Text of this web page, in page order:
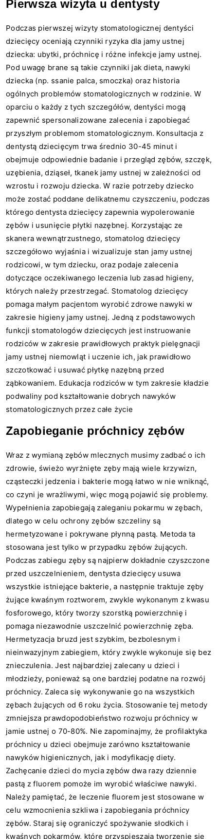
Pierwsza wizyta u dentysty
Podczas pierwszej wizyty stomatologicznej dentyści
dziecięcy oceniają czynniki ryzyka dla jamy ustnej
dziecka: ubytki, próchnicę i różne infekcje jamy ustnej.
Pod uwagę brane są takie czynniki jak dieta, nawyki
dziecka (np. ssanie palca, smoczka) oraz historia
ogólnych problemów stomatologicznych w rodzinie. W
oparciu o każdy z tych szczegółów, dentyści mogą
zapewnić spersonalizowane zalecenia i zapobiegać
przyszłym problemom stomatologicznym. Konsultacja z
dentystą dziecięcym trwa średnio 30-45 minut i
obejmuje odpowiednie badanie i przegląd zębów, szczęk,
uzębienia, dziąseł, tkanek jamy ustnej w zależności od
wzrostu i rozwoju dziecka. W razie potrzeby dziecko
może zostać poddane delikatnemu czyszczeniu, podczas
którego dentysta dziecięcy zapewnia wypolerowanie
zębów i usunięcie płytki nazębnej. Korzystając ze
skanera wewnątrzustnego, stomatolog dziecięcy
szczegółowo wyjaśnia i wizualizuje stan jamy ustnej
rodzicowi, w tym dziecku, oraz podaje zalecenia
dotyczące oczekiwanego leczenia lub zasad higieny,
których należy przestrzegać. Stomatolog dziecięcy
pomaga małym pacjentom wyrobić zdrowe nawyki w
zakresie higieny jamy ustnej. Jedną z podstawowych
funkcji stomatologów dziecięcych jest instruowanie
rodziców w zakresie prawidłowych praktyk pielęgnacji
jamy ustnej niemowląt i uczenie ich, jak prawidłowo
szczotkować i usuwać płytkę nazębną przed
ząbkowaniem. Edukacja rodziców w tym zakresie kładzie
podwaliny pod kształtowanie dobrych nawyków
stomatologicznych przez całe życie
Zapobieganie próchnicy zębów
Wraz z wymianą zębów mlecznych musimy zadbać o ich
zdrowie, świeżo wyrżnięte zęby mają wiele krzywizn,
cząsteczki jedzenia i bakterie mogą łatwo w nie wniknąć,
co czyni je wrażliwymi, więc mogą pojawić się problemy.
Wypełnienia zapobiegają zaleganiu pokarmu w zębach,
dlatego w celu ochrony zębów szczeliny są
hermetyzowane i pokrywane płynną pastą. Metoda ta
stosowana jest tylko w przypadku zębów żujących.
Podczas zabiegu zęby są najpierw dokładnie czyszczone
przed uszczelnieniem, dentysta dziecięcy usuwa
wszystkie istniejące bakterie, a następnie traktuje zęby
żujące kwaśnym roztworem, zwykle wykonanym z kwasu
fosforowego, który tworzy szorstką powierzchnię i
pomaga niezawodnie uszczelnić powierzchnię zęba.
Hermetyzacja bruzd jest szybkim, bezbolesnym i
nieinwazyjnym zabiegiem, który zwykle wykonuje się bez
znieczulenia. Jest najbardziej zalecany u dzieci i
młodzieży, ponieważ są one bardziej podatne na rozwój
próchnicy. Zaleca się wykonywanie go na wszystkich
zębach żujących od 6 roku życia. Stosowanie tej metody
zmniejsza prawdopodobieństwo rozwoju próchnicy w
jamie ustnej o 70-80%. Nie zapominajmy, że profilaktyka
próchnicy u dzieci obejmuje zarówno kształtowanie
nawyków higienicznych, jak i modyfikację diety.
Zachęcanie dzieci do mycia zębów dwa razy dziennie
pastą z fluorem pomoże im wyrobić właściwe nawyki.
Należy pamiętać, że leczenie fluorem jest stosowane w
celu wzmocnienia szkliwa i zapobiegania próchnicy
zębów. Staraj się ograniczyć spożywanie słodkich i
kwaśnych pokarmów, które przyspieszają tworzenie się